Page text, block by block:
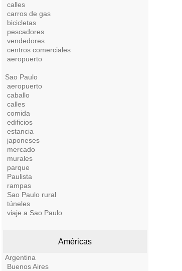
calles
carros de gas
bicicletas
pescadores
vendedores
centros comerciales
aeropuerto
Sao Paulo
aeropuerto
caballo
calles
comida
edificios
estancia
japoneses
mercado
murales
parque
Paulista
rampas
Sao Paulo rural
túneles
viaje a Sao Paulo
Américas
Argentina
Buenos Aires